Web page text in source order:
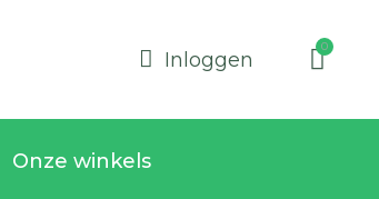
Inloggen
Onze winkels